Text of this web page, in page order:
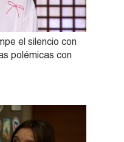
el silencio con
polémicas con